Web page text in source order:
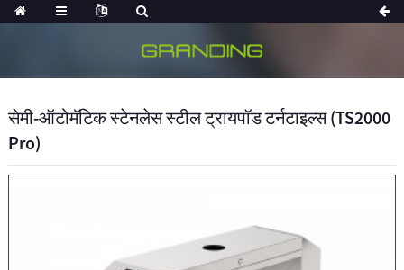
सेमी-ऑटोमॅटिक स्टेनलेस स्टील ट्रायपॉड टर्नटाइल्स (TS2000
Pro)